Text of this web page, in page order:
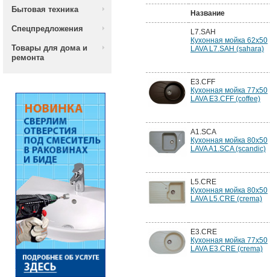
Бытовая техника
Спецпредложения
Товары для дома и
ремонта
Название
L7.SAH
Кухонная мойка 62x50
LAVA L7.SAH (sahara)
E3.CFF
Кухонная мойка 77x50
LAVA E3.CFF (coffee)
A1.SCA
Кухонная мойка 80x50
LAVA A1.SCA (scandic)
L5.CRE
Кухонная мойка 80x50
LAVA L5.CRE (crema)
E3.CRE
Кухонная мойка 77x50
LAVA E3.CRE (crema)